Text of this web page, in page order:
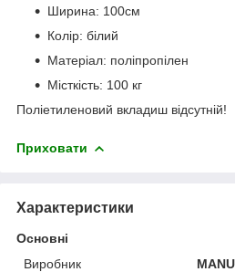
Ширина: 100см
Колір: білий
Матеріал: поліпропілен
Місткість: 100 кг
Поліетиленовий вкладиш відсутній!
Приховати
Характеристики
Основні
Виробник